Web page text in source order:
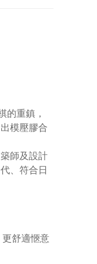
的重鎮，
模壓膠合
師及設計
、符合日
舒適愜意